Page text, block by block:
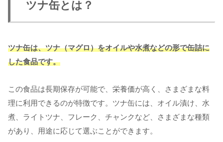
ツナ缶とは？
ツナ缶は、ツナ（マグロ）をオイルや水煮などの形で缶詰に
した食品です。
この食品は長期保存が可能で、栄養価が高く、さまざまな料
理に利用できるのが特徴です。ツナ缶には、オイル漬け、水
煮、ライトツナ、フレーク、チャンクなど、さまざまな種類
があり、用途に応じて選ぶことができます。